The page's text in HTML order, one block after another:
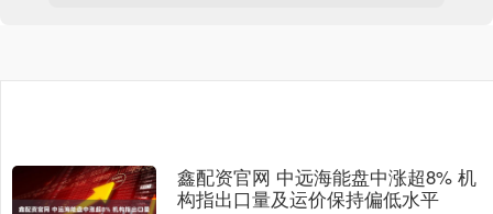
鑫配资官网 中远海能盘中涨超8% 机
构指出口量及运价保持偏低水平